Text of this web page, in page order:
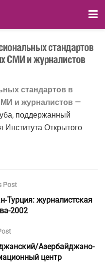
стандартов
СМИ и журналистов
стандартов в
и журналистов —
поддержанный
Открытого
Post
Турция: журналистская
2002
Азербайджано-
центр